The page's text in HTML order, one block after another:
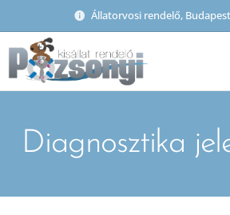
Állatorvosi rendelő,
Diagnosztika